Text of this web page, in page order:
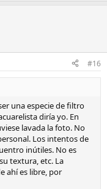
#16
una especie de filtro
diría yo. En
lavada la foto. No
Los intentos de
inútiles. No es
textura, etc. La
ahí es libre, por